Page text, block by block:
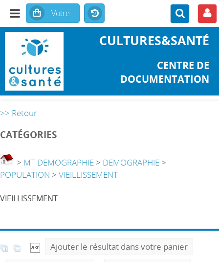
CULTURES&SANTÉ
CENTRE DE
DOCUMENTATION
>> Retour
CATÉGORIES
> MT DEMOGRAPHIE > DEMOGRAPHIE >
POPULATION > VIEILLISSEMENT
VIEILLISSEMENT
Ajouter le résultat dans votre panier